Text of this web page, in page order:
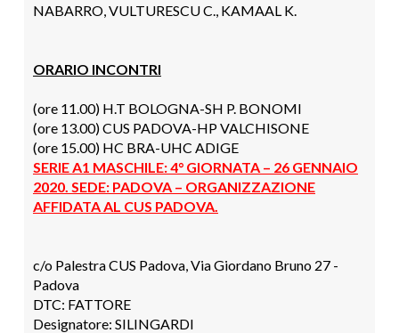
NABARRO, VULTURESCU C., KAMAAL K.
ORARIO INCONTRI
(ore 11.00) H.T BOLOGNA-SH P. BONOMI
(ore 13.00) CUS PADOVA-HP VALCHISONE
(ore 15.00) HC BRA-UHC ADIGE
SERIE A1 MASCHILE: 4° GIORNATA – 26 GENNAIO
2020 . SEDE: PADOVA – ORGANIZZAZIONE
AFFIDATA AL CUS PADOVA.
c/o Palestra CUS Padova, Via Giordano Bruno 27 -
Padova
DTC: FATTORE
Designatore: SILINGARDI